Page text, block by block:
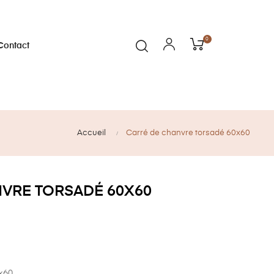
0
Accueil Carré de chanvre torsadé 60x60
TORSADÉ 60X60